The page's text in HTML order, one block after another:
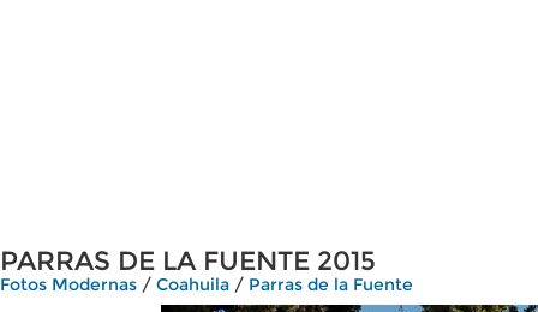
PARRAS DE LA FUENTE 2015
Fotos Modernas / Coahuila / Parras de la Fuente